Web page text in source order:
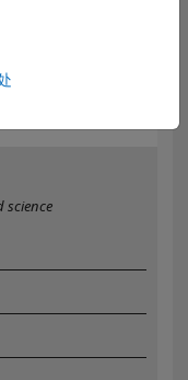
science